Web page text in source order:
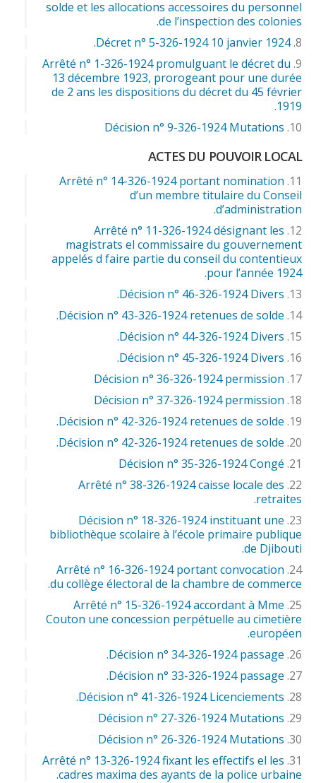
solde et les allocations accessoires du personnel
de l’inspection des colonies.
Décret n° 5-326-1924 10 janvier 1924.
Arrêté n° 1-326-1924 promulguant le décret du
13 décembre 1923, prorogeant pour une durée
de 2 ans les dispositions du décret du 45 février
1919.
Décision n° 9-326-1924 Mutations
ACTES DU POUVOIR LOCAL
Arrêté n° 14-326-1924 portant nomination
d’un membre titulaire du Conseil
d’administration.
Arrêté n° 11-326-1924 désignant les
magistrats el commissaire du gouvernement
appelés d faire partie du conseil du contentieux
pour l’année 1924.
Décision n° 46-326-1924 Divers.
Décision n° 43-326-1924 retenues de solde.
Décision n° 44-326-1924 Divers.
Décision n° 45-326-1924 Divers.
Décision n° 36-326-1924 permission
Décision n° 37-326-1924 permission
Décision n° 42-326-1924 retenues de solde.
Décision n° 42-326-1924 retenues de solde.
Décision n° 35-326-1924 Congé
Arrêté n° 38-326-1924 caisse locale des
retraites.
Décision n° 18-326-1924 instituant une
bibliothèque scolaire à l’école primaire publique
de Djibouti.
Arrêté n° 16-326-1924 portant convocation
du collège électoral de la chambre de commerce.
Arrêté n° 15-326-1924 accordant à Mme
Couton une concession perpétuelle au cimetière
européen.
Décision n° 34-326-1924 passage.
Décision n° 33-326-1924 passage.
Décision n° 41-326-1924 Licenciements.
Décision n° 27-326-1924 Mutations
Décision n° 26-326-1924 Mutations
Arrêté n° 13-326-1924 fixant les effectifs el les
cadres maxima des ayants de la police urbaine.